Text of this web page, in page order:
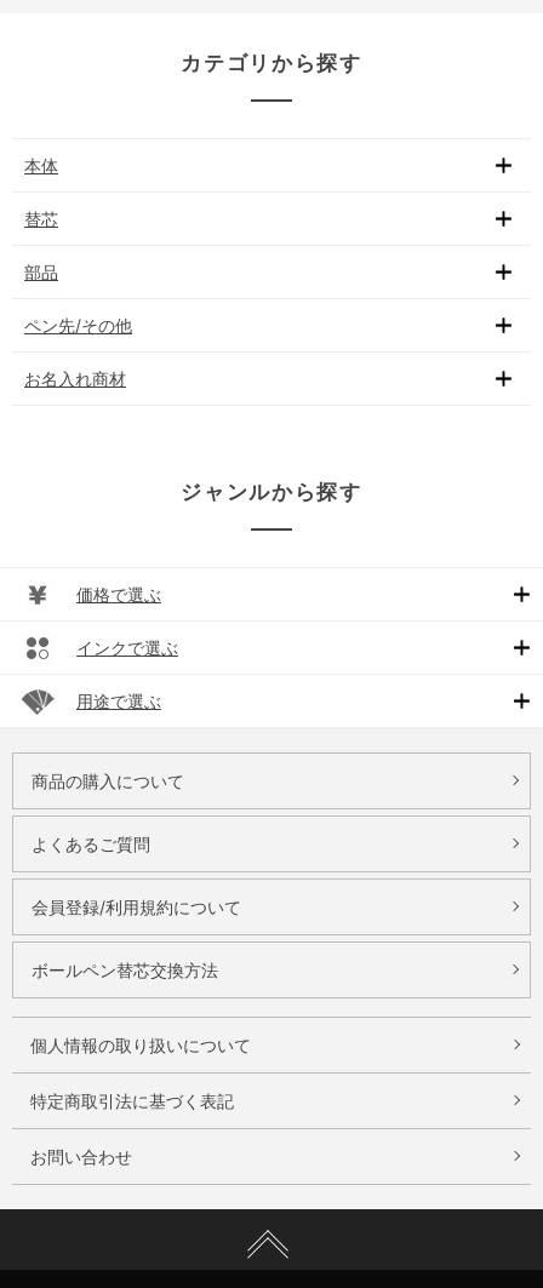
カテゴリから探す
本体
替芯
部品
ペン先/その他
お名入れ商材
ジャンルから探す
価格で選ぶ
インクで選ぶ
用途で選ぶ
商品の購入について
よくあるご質問
会員登録/利用規約について
ボールペン替芯交換方法
個人情報の取り扱いについて
特定商取引法に基づく表記
お問い合わせ